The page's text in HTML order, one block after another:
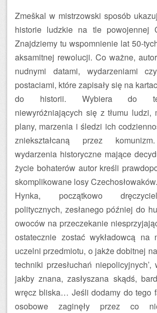
Zmeškal w mistrzowski sposób
historie ludzkie na tle powojennej
Znajdziemy tu wspomnienie lat 50-
aksamitnej rewolucji. Co ważne,
nudnymi datami, wydarzeniami
postaciami, które zapisały się na
do historii. Wybiera do
niewyróżniających się z tłumu ludzi,
plany, marzenia i śledzi ich
zniekształcaną przez
wydarzenia historyczne mające
życie bohaterów autor kreśli
skomplikowane losy
Hynka, początkowo
politycznych, zesłanego później do
owoców na przeczekanie
ostatecznie zostać wykładowcą na
uczelni przedmiotu, o jakże dobitnej
techniki przesłuchań
jakby znana, zasłyszana skądś,
wręcz bliska… Jeśli dodamy do tego
osobowe zaginęły przez co